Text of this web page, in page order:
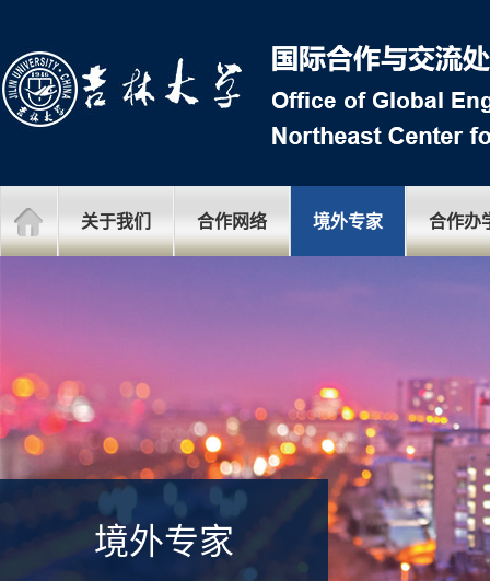
关于我们 合作网络 境外专家 合作办
境外专家